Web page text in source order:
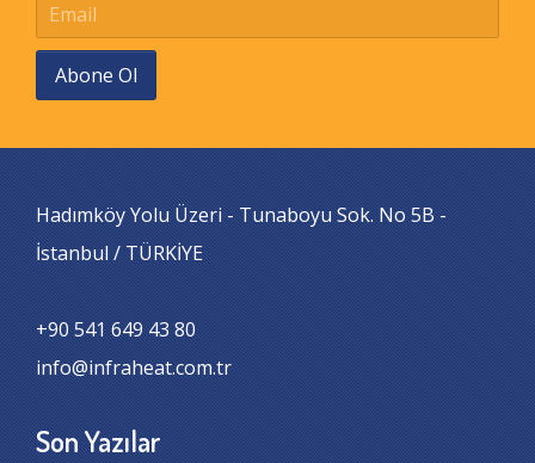
Abone Ol
Hadımköy Yolu Üzeri - Tunaboyu Sok. No 5B -
İstanbul / TÜRKİYE
+90 541 649 43 80
info@infraheat.com.tr
Son Yazılar